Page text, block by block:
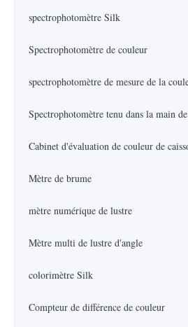
spectrophotomètre Silk
Spectrophotomètre de couleur
spectrophotomètre de mesure de la
Mètre de brume
mètre numérique de lustre
Mètre multi de lustre d'angle
colorimètre Silk
Compteur de différence de couleur